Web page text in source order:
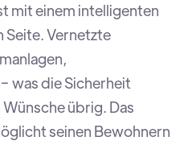
mit einem intelligenten
Seite. Vernetzte
was die Sicherheit
übrig. Das
seinen Bewohnern